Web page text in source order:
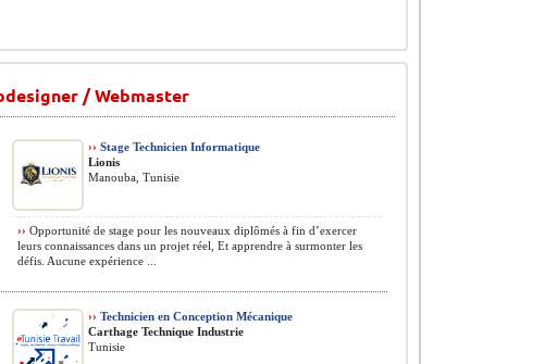
/ Webmaster
›› Stage Technicien Informatique
Lionis
Manouba, Tunisie
›› Opportunité de stage pour les nouveaux diplômés à fin d’exercer
leurs connaissances dans un projet réel, Et apprendre à surmonter les
défis. Aucune expérience ...
›› Technicien en Conception Mécanique
Carthage Technique Industrie
Tunisie